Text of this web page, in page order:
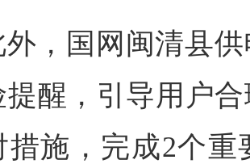
外，国网闽清县
提醒，引导用户
措施，完成2个重